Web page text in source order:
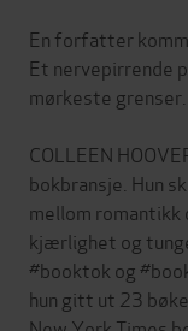
En forfatter
Et nervepirrende
mørkeste
COLLEEN
bokbransje. Hun
mellom romantikk
kjærlighet og
#booktok og
hun gitt ut 23